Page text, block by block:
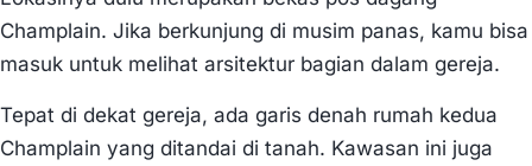
Champlain. Jika berkunjung di musim panas, kamu bisa
masuk untuk melihat arsitektur bagian dalam gereja.
Tepat di dekat gereja, ada garis denah rumah kedua
Champlain yang ditandai di tanah. Kawasan ini juga